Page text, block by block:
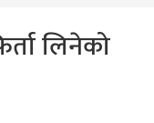
लिनेको